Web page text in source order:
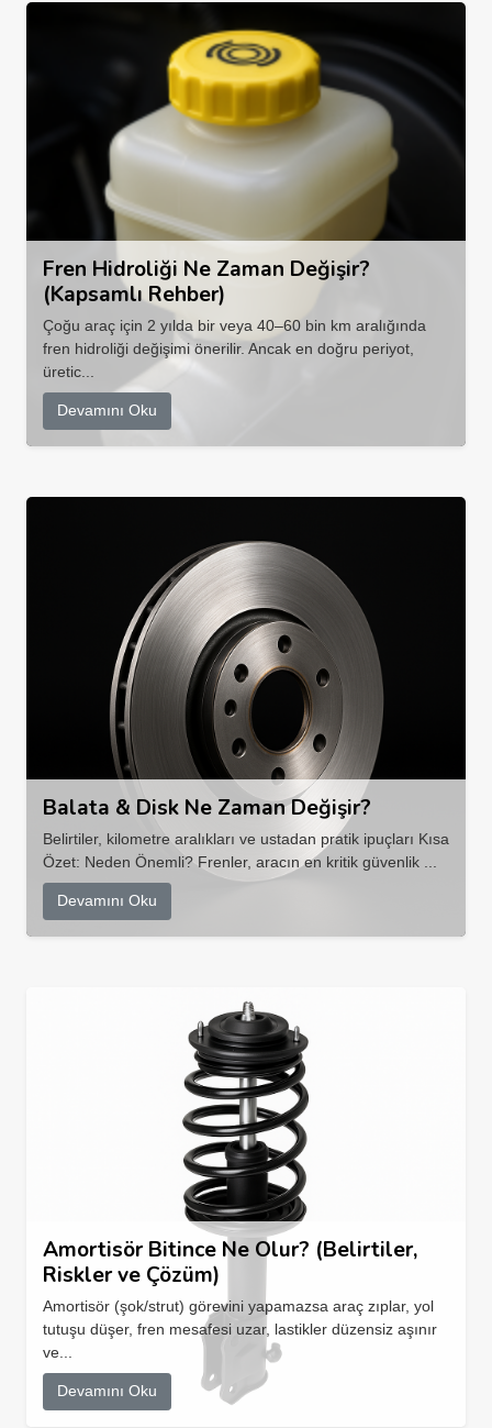
Fren Hidroliği Ne Zaman Değişir?
(Kapsamlı Rehber)
Çoğu araç için 2 yılda bir veya 40–60 bin km aralığında
fren hidroliği değişimi önerilir. Ancak en doğru periyot,
üretic...
Devamını Oku
Balata & Disk Ne Zaman Değişir?
Belirtiler, kilometre aralıkları ve ustadan pratik ipuçları Kısa
Özet: Neden Önemli? Frenler, aracın en kritik güvenlik ...
Devamını Oku
Amortisör Bitince Ne Olur? (Belirtiler,
Riskler ve Çözüm)
Amortisör (şok/strut) görevini yapamazsa araç zıplar, yol
tutuşu düşer, fren mesafesi uzar, lastikler düzensiz aşınır
ve...
Devamını Oku